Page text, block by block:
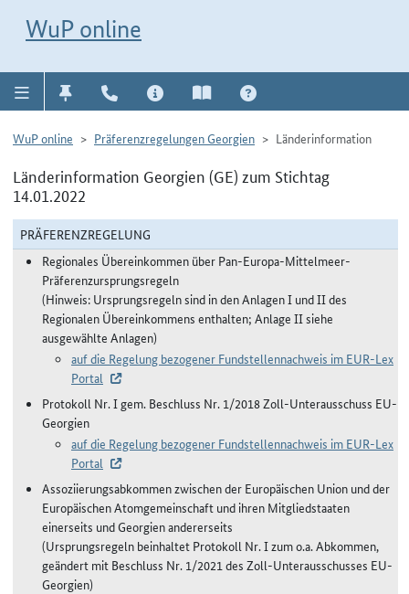
WuP online
WuP online Präferenzregelungen Georgien Länderinformation
Länderinformation Georgien (GE) zum Stichtag
14.01.2022
PRÄFERENZREGELUNG
Regionales Übereinkommen über Pan-Europa-Mittelmeer-
Präferenzursprungsregeln
(Hinweis: Ursprungsregeln sind in den Anlagen I und II des
Regionalen Übereinkommens enthalten; Anlage II siehe
ausgewählte Anlagen)
auf die Regelung bezogener Fundstellennachweis im EUR-Lex
Portal
Protokoll Nr. I gem. Beschluss Nr. 1/2018 Zoll-Unterausschuss EU-
Georgien
auf die Regelung bezogener Fundstellennachweis im EUR-Lex
Portal
Assoziierungsabkommen zwischen der Europäischen Union und der
Europäischen Atomgemeinschaft und ihren Mitgliedstaaten
einerseits und Georgien andererseits
(Ursprungsregeln beinhaltet Protokoll Nr. I zum o.a. Abkommen,
geändert mit Beschluss Nr. 1/2021 des Zoll-Unterausschusses EU-
Georgien)